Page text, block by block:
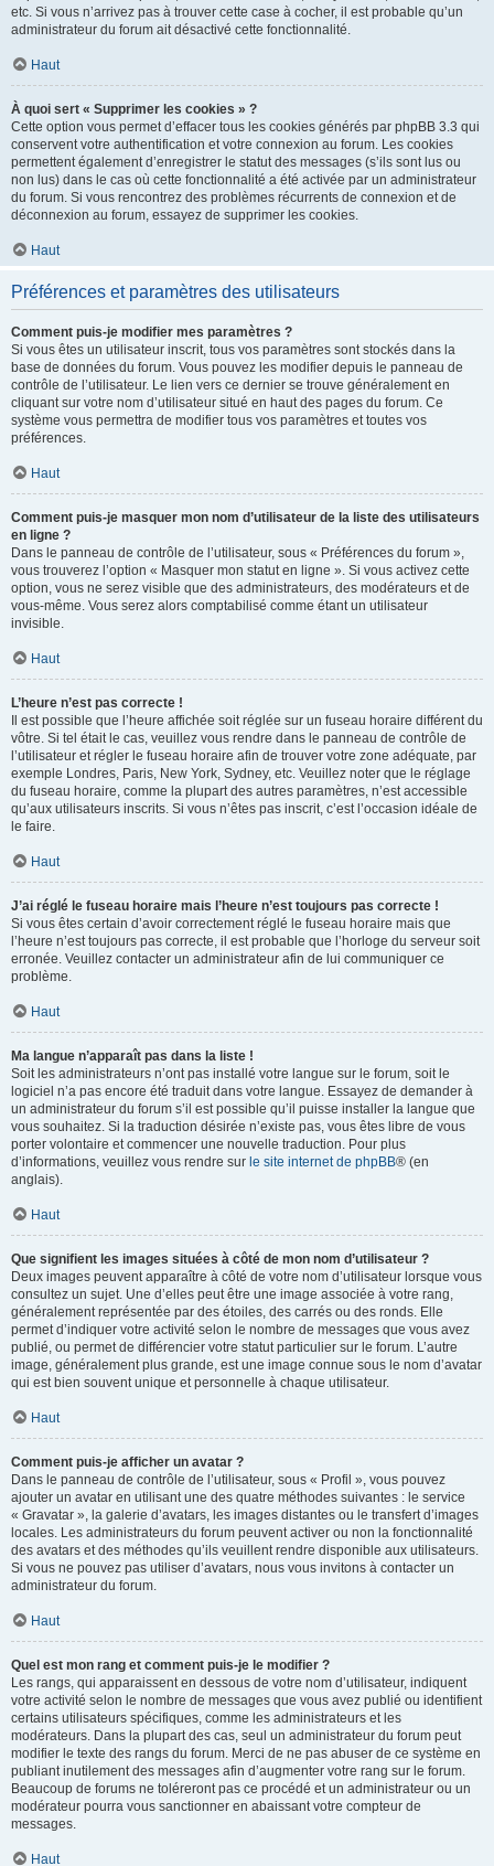
etc. Si vous n’arrivez pas à trouver cette case à cocher, il est probable qu’un
administrateur du forum ait désactivé cette fonctionnalité.
Haut
À quoi sert « Supprimer les cookies » ?
Cette option vous permet d’effacer tous les cookies générés par phpBB 3.3 qui
conservent votre authentification et votre connexion au forum. Les cookies
permettent également d’enregistrer le statut des messages (s’ils sont lus ou
non lus) dans le cas où cette fonctionnalité a été activée par un administrateur
du forum. Si vous rencontrez des problèmes récurrents de connexion et de
déconnexion au forum, essayez de supprimer les cookies.
Haut
Préférences et paramètres des utilisateurs
Comment puis-je modifier mes paramètres ?
Si vous êtes un utilisateur inscrit, tous vos paramètres sont stockés dans la
base de données du forum. Vous pouvez les modifier depuis le panneau de
contrôle de l’utilisateur. Le lien vers ce dernier se trouve généralement en
cliquant sur votre nom d’utilisateur situé en haut des pages du forum. Ce
système vous permettra de modifier tous vos paramètres et toutes vos
préférences.
Haut
Comment puis-je masquer mon nom d’utilisateur de la liste des utilisateurs
en ligne ?
Dans le panneau de contrôle de l’utilisateur, sous « Préférences du forum »,
vous trouverez l’option « Masquer mon statut en ligne ». Si vous activez cette
option, vous ne serez visible que des administrateurs, des modérateurs et de
vous-même. Vous serez alors comptabilisé comme étant un utilisateur
invisible.
Haut
L’heure n’est pas correcte !
Il est possible que l’heure affichée soit réglée sur un fuseau horaire différent du
vôtre. Si tel était le cas, veuillez vous rendre dans le panneau de contrôle de
l’utilisateur et régler le fuseau horaire afin de trouver votre zone adéquate, par
exemple Londres, Paris, New York, Sydney, etc. Veuillez noter que le réglage
du fuseau horaire, comme la plupart des autres paramètres, n’est accessible
qu’aux utilisateurs inscrits. Si vous n’êtes pas inscrit, c’est l’occasion idéale de
le faire.
Haut
J’ai réglé le fuseau horaire mais l’heure n’est toujours pas correcte !
Si vous êtes certain d’avoir correctement réglé le fuseau horaire mais que
l’heure n’est toujours pas correcte, il est probable que l’horloge du serveur soit
erronée. Veuillez contacter un administrateur afin de lui communiquer ce
problème.
Haut
Ma langue n’apparaît pas dans la liste !
Soit les administrateurs n’ont pas installé votre langue sur le forum, soit le
logiciel n’a pas encore été traduit dans votre langue. Essayez de demander à
un administrateur du forum s’il est possible qu’il puisse installer la langue que
vous souhaitez. Si la traduction désirée n’existe pas, vous êtes libre de vous
porter volontaire et commencer une nouvelle traduction. Pour plus
d’informations, veuillez vous rendre sur le site internet de phpBB® (en
anglais).
Haut
Que signifient les images situées à côté de mon nom d’utilisateur ?
Deux images peuvent apparaître à côté de votre nom d’utilisateur lorsque vous
consultez un sujet. Une d’elles peut être une image associée à votre rang,
généralement représentée par des étoiles, des carrés ou des ronds. Elle
permet d’indiquer votre activité selon le nombre de messages que vous avez
publié, ou permet de différencier votre statut particulier sur le forum. L’autre
image, généralement plus grande, est une image connue sous le nom d’avatar
qui est bien souvent unique et personnelle à chaque utilisateur.
Haut
Comment puis-je afficher un avatar ?
Dans le panneau de contrôle de l’utilisateur, sous « Profil », vous pouvez
ajouter un avatar en utilisant une des quatre méthodes suivantes : le service
« Gravatar », la galerie d’avatars, les images distantes ou le transfert d’images
locales. Les administrateurs du forum peuvent activer ou non la fonctionnalité
des avatars et des méthodes qu’ils veuillent rendre disponible aux utilisateurs.
Si vous ne pouvez pas utiliser d’avatars, nous vous invitons à contacter un
administrateur du forum.
Haut
Quel est mon rang et comment puis-je le modifier ?
Les rangs, qui apparaissent en dessous de votre nom d’utilisateur, indiquent
votre activité selon le nombre de messages que vous avez publié ou identifient
certains utilisateurs spécifiques, comme les administrateurs et les
modérateurs. Dans la plupart des cas, seul un administrateur du forum peut
modifier le texte des rangs du forum. Merci de ne pas abuser de ce système en
publiant inutilement des messages afin d’augmenter votre rang sur le forum.
Beaucoup de forums ne toléreront pas ce procédé et un administrateur ou un
modérateur pourra vous sanctionner en abaissant votre compteur de
messages.
Haut